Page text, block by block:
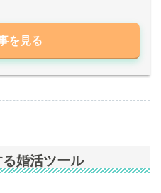
を見る
婚活ツール